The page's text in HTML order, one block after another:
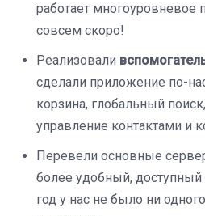
работает многоуровневое
совсем скоро!
Реализовали
сделали приложение по-
корзина, глобальный
управление контактами и
Перевели основные
более удобный,
год у нас не было ни